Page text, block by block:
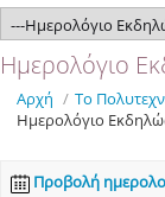
Ημερολόγιο
Αρχή / Το
Ημερολόγιο
Προβολή